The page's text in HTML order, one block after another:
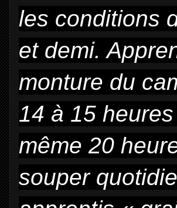
les conditions
et demi.
monture du
14 à 15
même 20
souper